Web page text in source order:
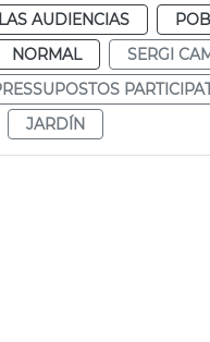
AUDIENCIAS
NORMAL
SERGI
JARDÍN